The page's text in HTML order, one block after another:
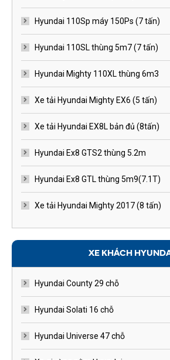
Hyundai 110Sp máy 150Ps (7 tấn)
Hyundai 110SL thùng 5m7 (7 tấn)
Hyundai Mighty 110XL thùng 6m3
Xe tải Hyundai Mighty EX6 (5 tấn)
Xe tải Hyundai EX8L bản đủ (8tấn)
Hyundai Ex8 GTS2 thùng 5.2m
Hyundai Ex8 GTL thùng 5m9(7.1T)
Xe tải Hyundai Mighty 2017 (8 tấn)
XE KHÁCH
Hyundai County 29 chỗ
Hyundai Solati 16 chỗ
Hyundai Universe 47 chỗ